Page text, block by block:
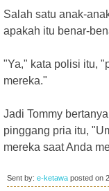
Salah satu anak-
apakah itu benar-
"Ya," kata polisi itu,
mereka."
Jadi Tommy
pinggang pria itu,
mereka saat Anda
Sent by: e-ketawa posted on